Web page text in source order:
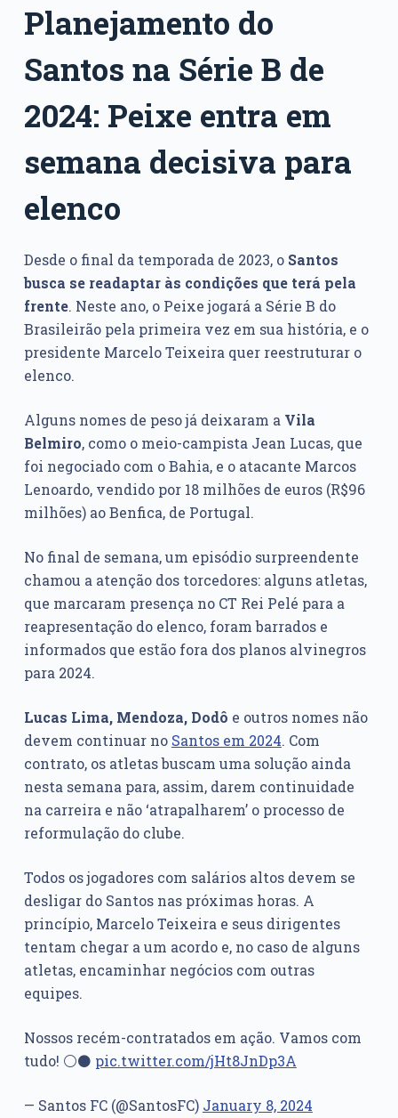
Planejamento do
Santos na Série B de
2024: Peixe entra em
semana decisiva para
elenco
Desde o final da temporada de 2023, o Santos
busca se readaptar às condições que terá pela
frente. Neste ano, o Peixe jogará a Série B do
Brasileirão pela primeira vez em sua história, e o
presidente Marcelo Teixeira quer reestruturar o
elenco.
Alguns nomes de peso já deixaram a Vila
Belmiro, como o meio-campista Jean Lucas, que
foi negociado com o Bahia, e o atacante Marcos
Lenoardo, vendido por 18 milhões de euros (R$96
milhões) ao Benfica, de Portugal.
No final de semana, um episódio surpreendente
chamou a atenção dos torcedores: alguns atletas,
que marcaram presença no CT Rei Pelé para a
reapresentação do elenco, foram barrados e
informados que estão fora dos planos alvinegros
para 2024.
Lucas Lima, Mendoza, Dodô e outros nomes não
devem continuar no Santos em 2024. Com
contrato, os atletas buscam uma solução ainda
nesta semana para, assim, darem continuidade
na carreira e não ‘atrapalharem’ o processo de
reformulação do clube.
Todos os jogadores com salários altos devem se
desligar do Santos nas próximas horas. A
princípio, Marcelo Teixeira e seus dirigentes
tentam chegar a um acordo e, no caso de alguns
atletas, encaminhar negócios com outras
equipes.
Nossos recém-contratados em ação. Vamos com
tudo! ⚪️⚫️ pic.twitter.com/jHt8JnDp3A
— Santos FC (@SantosFC) January 8, 2024